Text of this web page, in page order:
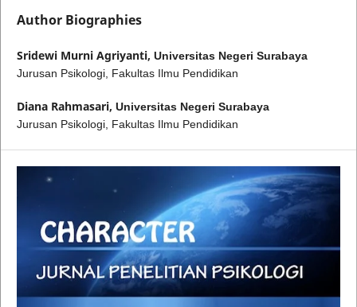
Author Biographies
Sridewi Murni Agriyanti, Universitas Negeri Surabaya
Jurusan Psikologi, Fakultas Ilmu Pendidikan
Diana Rahmasari, Universitas Negeri Surabaya
Jurusan Psikologi, Fakultas Ilmu Pendidikan